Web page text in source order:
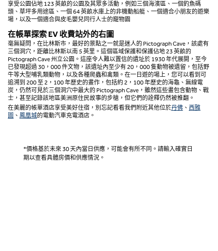
享受公園佔地 123 英畝的公園及其眾多活動，例如三個海濱區、一個釣魚碼
頭、草坪多用途區、一個 64 英畝水庫上的非機動船艇、一個適合小朋友的遊樂
場，以及一個適合與皮毛嬰兒同行人士的寵物園
在帳單探索 EV 收費站外的右圖
毫無疑問，在比林斯市，最好的景點之一就是迷人的 Pictograph Cave，該處有
三個洞穴，距離比林斯以南 5 英里。這個區域保護和保護佔地 23 英畝的
Pictograph Cave 州立公園。這座令人難以置信的遺址於 1930 年代展開，至今
已發現超過 30，000 件文物，該遺址內至少有 20，000 隻動物被遺留，包括野
牛等大型哺乳類動物，以及各種爬蟲和禽類。在一日遊的場上，您可以看到可
追溯到 200 至 2，100 年歷史的畫作，包括約 2，100 年歷史的海龜、無線電
炭，仍然可見於三個洞穴中最大的 Pictograph Cave，雖然這些畫包含動物、戰
士，甚至記錄該地區美洲原住民故事的步槍，但它們的詮釋仍然被推翻。
在美麗的帳單酒店享受美好住宿，別忘記看看我們附近其他位於丹佛 、 西雅
圖 、 鳳凰城的電動汽車充電酒店。
*價格基於未來 30 天內當日供應，可能會有所不同。請輸入確實日
期以查看具體房價和供應情況。